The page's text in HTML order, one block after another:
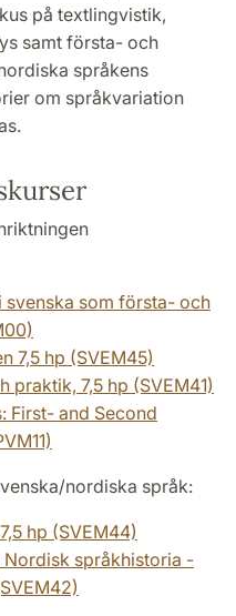
på textlingvistik,
samt första- och
språkens
om språkvariation
som första- och
7,5 hp (SVEM45)
praktik, 7,5 hp (SVEM41)
First- and Second
nordiska språk:
hp (SVEM44)
språkhistoria -